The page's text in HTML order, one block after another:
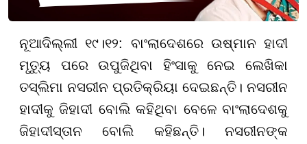
ନୂଆଦିଲ୍ଲୀ ୧୯।୧୨: ବାଂଲାଦେଶରେ ଉଷ୍ମାନ ହାଦୀ
ମୃତ୍ୟୁ ପରେ ଉପୁଜିଥିବା ହିଂସାକୁ ନେଇ ଲେଖିକା
ତସ୍ଲିମା ନସରୀନ ପ୍ରତିକ୍ରିୟା ଦେଇଛନ୍ତି। ନସରୀନ
ହାଦୀକୁ ଜିହାଦୀ ବୋଲି କହିଥିବା ବେଳେ ବାଂଲାଦେଶକୁ
ଜିହାଦୀସ୍ତାନ ବୋଲି କହିଛନ୍ତି। ନସରୀନଙ୍କ